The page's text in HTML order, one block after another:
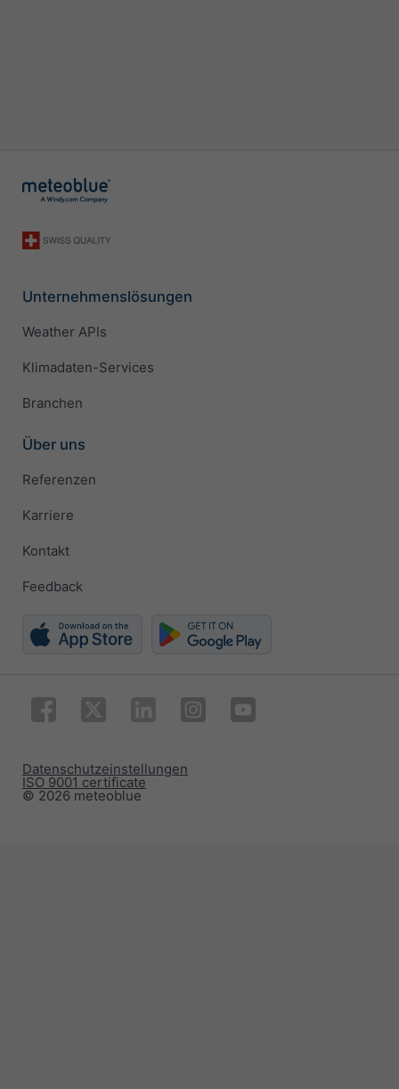
Unternehmenslösungen
Weather APIs
Klimadaten-Services
Branchen
Über uns
Referenzen
Karriere
Kontakt
Feedback
© 2026 meteoblue
ISO 9001 certificate
Datenschutzeinstellungen